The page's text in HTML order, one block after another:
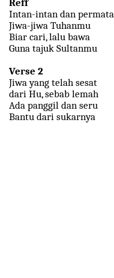
Intan-intan dan permata
Jiwa-jiwa Tuhanmu
Biar cari, lalu bawa
Guna tajuk Sultanmu
Verse 2
Jiwa yang telah sesat
dari Hu, sebab lemah
Ada panggil dan seru
Bantu dari sukarnya